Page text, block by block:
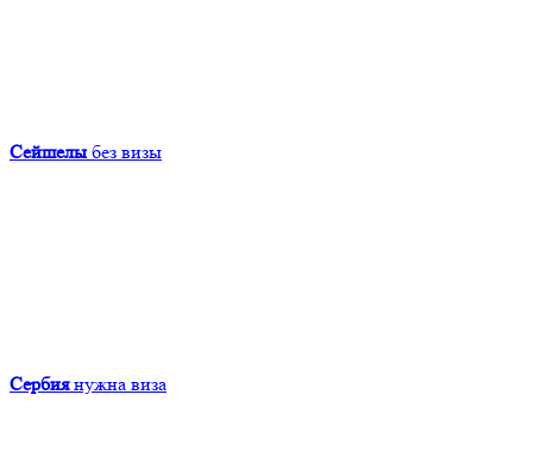
Сейшелы без визы
Сербия нужна виза